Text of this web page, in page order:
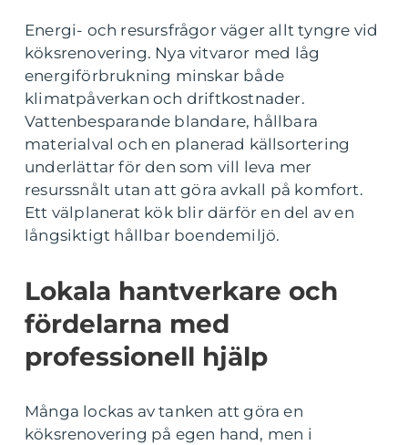
Energi- och resursfrågor väger allt tyngre vid
köksrenovering. Nya vitvaror med låg
energiförbrukning minskar både
klimatpåverkan och driftkostnader.
Vattenbesparande blandare, hållbara
materialval och en planerad källsortering
underlättar för den som vill leva mer
resurssnålt utan att göra avkall på komfort.
Ett välplanerat kök blir därför en del av en
långsiktigt hållbar boendemiljö.
Lokala hantverkare och
fördelarna med
professionell hjälp
Många lockas av tanken att göra en
köksrenovering på egen hand, men i